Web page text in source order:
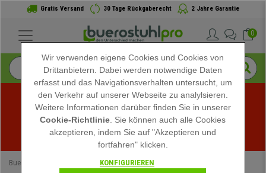
Gratis Versand 30 Tage Rückgaberecht 2 Jahre Garantie
0
Sommerschlussverkauf bei buerostuhlpro! Exklusive
Rabatte für kurze Zeit - Aktion ansehen -
Buerostuhlpro Konferenzstühle
Wir verwenden eigene Cookies und Cookies von
Drittanbietern. Dabei werden notwendige Daten
erfasst und das Navigationsverhalten untersucht, um
den Verkehr auf unserer Webseite zu analylsieren.
Weitere Informationen darüber finden Sie in unserer
Cookie-Richtlinie . Sie können auch alle Cookies
akzeptieren, indem Sie auf "Akzeptieren und
fortfahren" klicken.
KONFIGURIEREN